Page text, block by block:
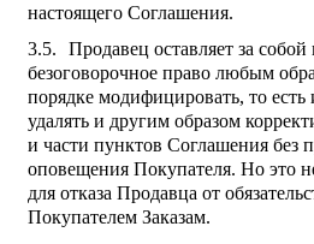
настоящего Соглашения.
Продавец оставляет за
безоговорочное право любым
порядке модифицировать, то есть
удалять и другим образом
и части пунктов Соглашения без
оповещения Покупателя. Но это
для отказа Продавца от
Покупателем Заказам.